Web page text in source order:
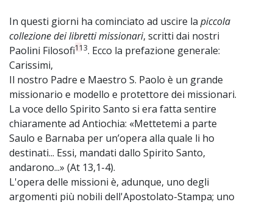
In questi giorni ha cominciato ad uscire la piccola
collezione dei libretti missionari, scritti dai nostri
Paolini Filosofi113. Ecco la prefazione generale:
Carissimi,
Il nostro Padre e Maestro S. Paolo è un grande
missionario e modello e protettore dei missionari.
La voce dello Spirito Santo si era fatta sentire
chiaramente ad Antiochia: «Mettetemi a parte
Saulo e Barnaba per un’opera alla quale li ho
destinati... Essi, mandati dallo Spirito Santo,
andarono...» (At 13,1-4).
L'opera delle missioni è, adunque, uno degli
argomenti più nobili dell'Apostolato-Stampa; uno